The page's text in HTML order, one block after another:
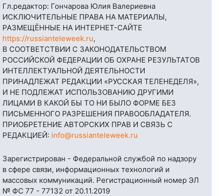
Гл.редактор: Гончарова Юлия Валериевна
ИСКЛЮЧИТЕЛЬНЫЕ ПРАВА НА МАТЕРИАЛЫ,
РАЗМЕЩЁННЫЕ НА ИНТЕРНЕТ-САЙТЕ
https://russianteleweek.ru,
В СООТВЕТСТВИИ С ЗАКОНОДАТЕЛЬСТВОМ
РОССИЙСКОЙ ФЕДЕРАЦИИ ОБ ОХРАНЕ РЕЗУЛЬТАТОВ
ИНТЕЛЛЕКТУАЛЬНОЙ ДЕЯТЕЛЬНОСТИ
ПРИНАДЛЕЖАТ РЕДАКЦИИ «РУССКАЯ ТЕЛЕНЕДЕЛЯ»,
И НЕ ПОДЛЕЖАТ ИСПОЛЬЗОВАНИЮ ДРУГИМИ
ЛИЦАМИ В КАКОЙ БЫ ТО НИ БЫЛО ФОРМЕ БЕЗ
ПИСЬМЕННОГО РАЗРЕШЕНИЯ ПРАВООБЛАДАТЕЛЯ.
ПРИОБРЕТЕНИЕ АВТОРСКИХ ПРАВ И СВЯЗЬ С
РЕДАКЦИЕЙ: info@russianteleweek.ru
Зарегистрирован - Федеральной службой по надзору
в сфере связи, информационных технологий и
массовых коммуникаций. Регистрационный номер ЭЛ
№ ФС 77 - 77132 от 20.11.2019